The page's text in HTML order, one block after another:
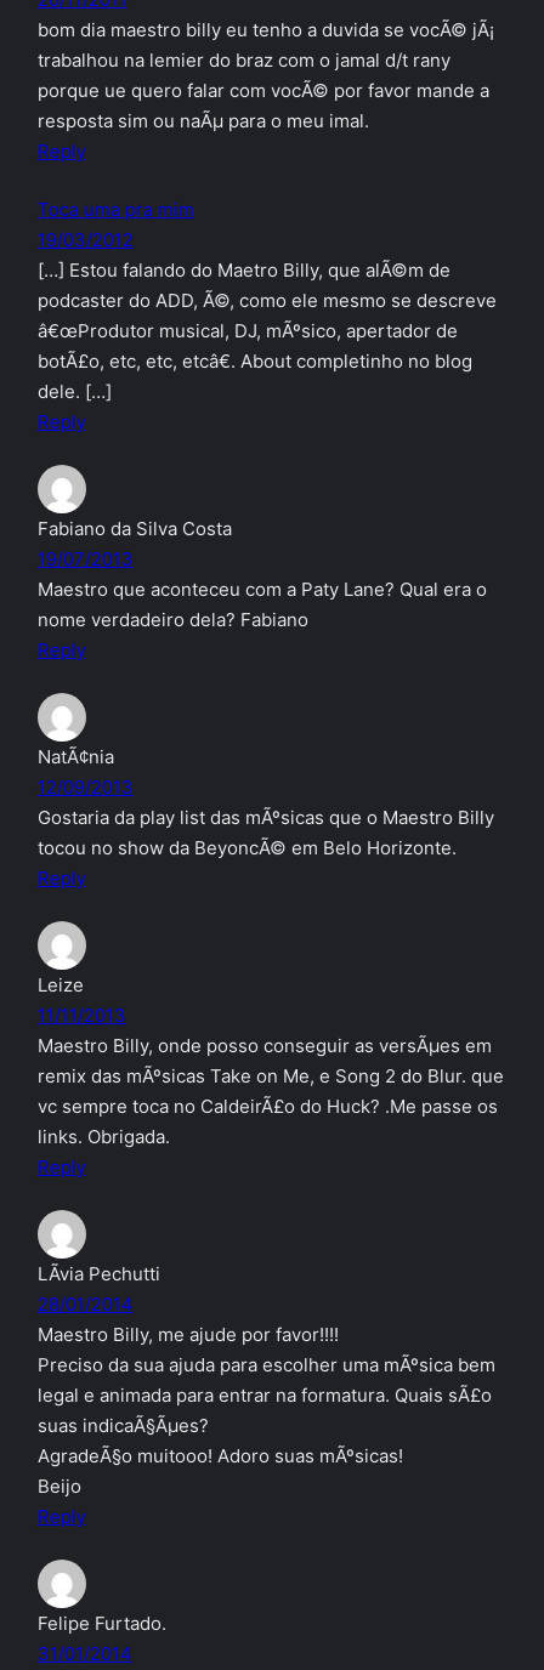
bom dia maestro billy eu tenho a duvida se vocÃ© jÃ¡
trabalhou na lemier do braz com o jamal d/t rany
porque ue quero falar com vocÃ© por favor mande a
resposta sim ou naÃµ para o meu imal.
Reply
Toca uma pra mim
19/03/2012
[…] Estou falando do Maetro Billy, que alÃ©m de
podcaster do ADD, Ã©, como ele mesmo se descreve
â€œProdutor musical, DJ, mÃºsico, apertador de
botÃ£o, etc, etc, etcâ€. About completinho no blog
dele. […]
Reply
Fabiano da Silva Costa
19/07/2013
Maestro que aconteceu com a Paty Lane? Qual era o
nome verdadeiro dela? Fabiano
Reply
NatÃ¢nia
12/09/2013
Gostaria da play list das mÃºsicas que o Maestro Billy
tocou no show da BeyoncÃ© em Belo Horizonte.
Reply
Leize
11/11/2013
Maestro Billy, onde posso conseguir as versÃµes em
remix das mÃºsicas Take on Me, e Song 2 do Blur. que
vc sempre toca no CaldeirÃ£o do Huck? .Me passe os
links. Obrigada.
Reply
LÃ­via Pechutti
28/01/2014
Maestro Billy, me ajude por favor!!!!
Preciso da sua ajuda para escolher uma mÃºsica bem
legal e animada para entrar na formatura. Quais sÃ£o
suas indicaÃ§Ãµes?
AgradeÃ§o muitooo! Adoro suas mÃºsicas!
Beijo
Reply
Felipe Furtado.
31/01/2014